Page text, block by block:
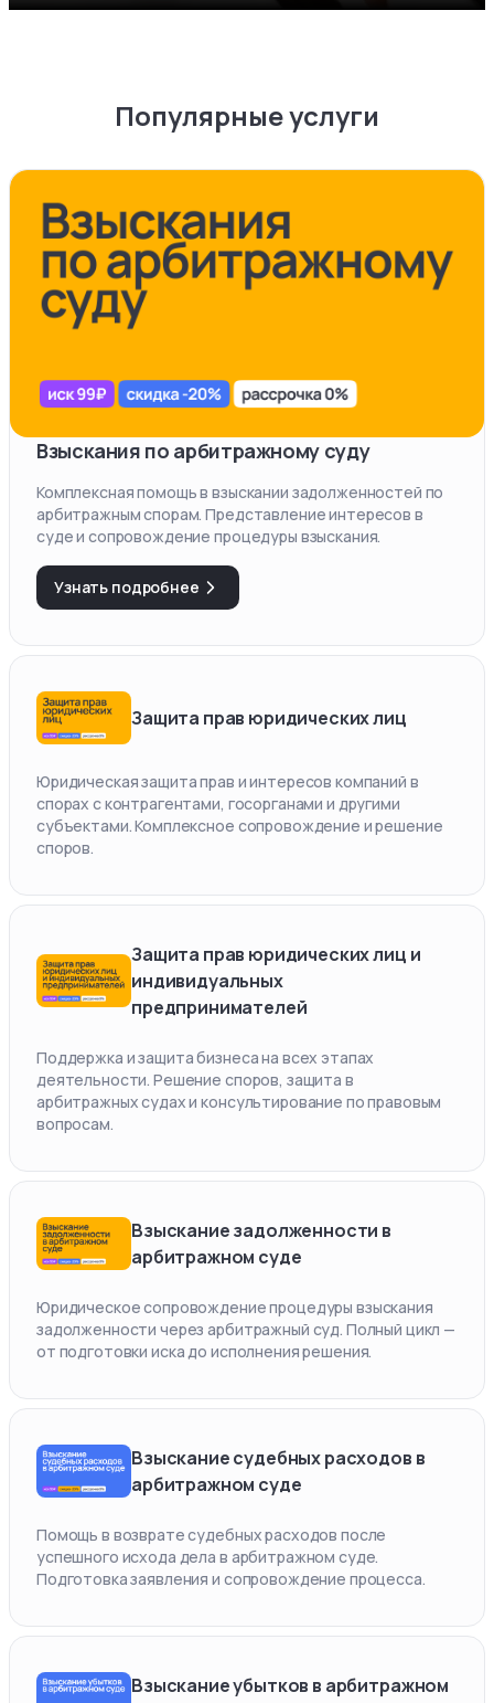
Популярные услуги
Взыскания по арбитражному суду
Комплексная помощь в взыскании задолженностей по
арбитражным спорам. Представление интересов в
суде и сопровождение процедуры взыскания.
Узнать подробнее
Защита прав юридических лиц
Юридическая защита прав и интересов компаний в
спорах с контрагентами, госорганами и другими
субъектами. Комплексное сопровождение и решение
споров.
Защита прав юридических лиц и
индивидуальных
предпринимателей
Поддержка и защита бизнеса на всех этапах
деятельности. Решение споров, защита в
арбитражных судах и консультирование по правовым
вопросам.
Взыскание задолженности в
арбитражном суде
Юридическое сопровождение процедуры взыскания
задолженности через арбитражный суд. Полный цикл —
от подготовки иска до исполнения решения.
Взыскание судебных расходов в
арбитражном суде
Помощь в возврате судебных расходов после
успешного исхода дела в арбитражном суде.
Подготовка заявления и сопровождение процесса.
Взыскание убытков в арбитражном